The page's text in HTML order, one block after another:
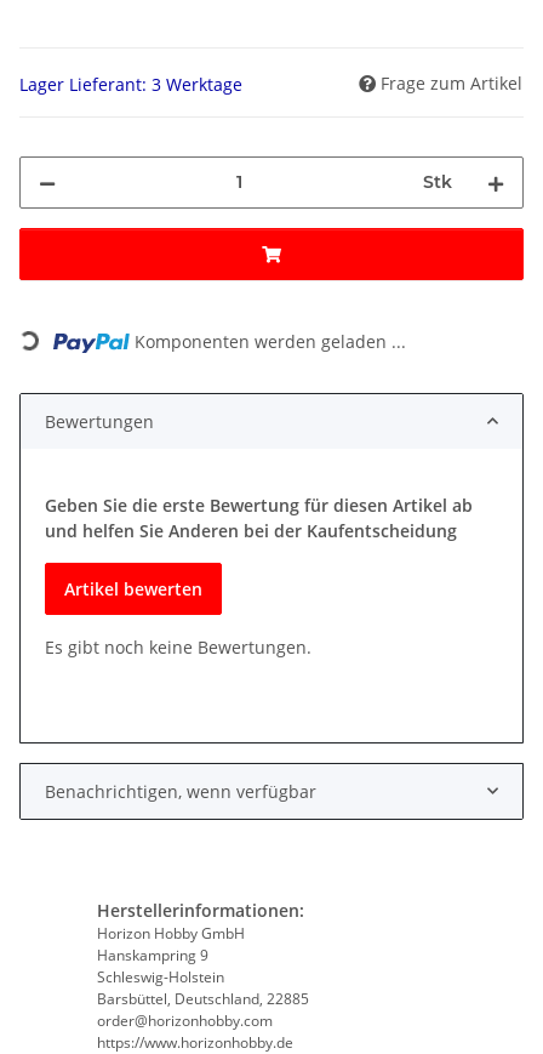
Lager Lieferant: 3 Werktage Frage zum Artikel
Stk
Loading... Komponenten werden geladen ...
Bewertungen
Geben Sie die erste Bewertung für diesen Artikel ab
und helfen Sie Anderen bei der Kaufentscheidung
Artikel bewerten
Es gibt noch keine Bewertungen.
Benachrichtigen, wenn verfügbar
Herstellerinformationen:
Horizon Hobby GmbH
Hanskampring 9
Schleswig-Holstein
Barsbüttel, Deutschland, 22885
order@horizonhobby.com
https://www.horizonhobby.de